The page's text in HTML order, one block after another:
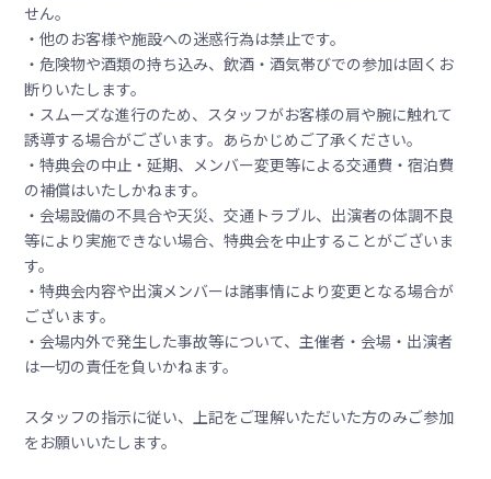
せん。
・他のお客様や施設への迷惑行為は禁止です。
・危険物や酒類の持ち込み、飲酒・酒気帯びでの参加は固くお
断りいたします。
・スムーズな進行のため、スタッフがお客様の肩や腕に触れて
誘導する場合がございます。あらかじめご了承ください。
・特典会の中止・延期、メンバー変更等による交通費・宿泊費
の補償はいたしかねます。
・会場設備の不具合や天災、交通トラブル、出演者の体調不良
等により実施できない場合、特典会を中止することがございま
す。
・特典会内容や出演メンバーは諸事情により変更となる場合が
ございます。
・会場内外で発生した事故等について、主催者・会場・出演者
は一切の責任を負いかねます。
スタッフの指示に従い、上記をご理解いただいた方のみご参加
をお願いいたします。